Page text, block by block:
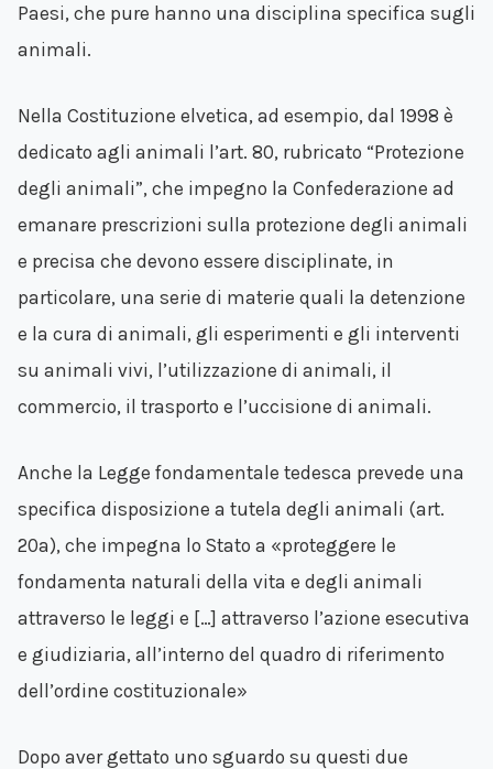
Paesi, che pure hanno una disciplina specifica sugli
animali.
Nella Costituzione elvetica, ad esempio, dal 1998 è
dedicato agli animali l’art. 80, rubricato “Protezione
degli animali”, che impegno la Confederazione ad
emanare prescrizioni sulla protezione degli animali
e precisa che devono essere disciplinate, in
particolare, una serie di materie quali la detenzione
e la cura di animali, gli esperimenti e gli interventi
su animali vivi, l’utilizzazione di animali, il
commercio, il trasporto e l’uccisione di animali.
Anche la Legge fondamentale tedesca prevede una
specifica disposizione a tutela degli animali (art.
20a), che impegna lo Stato a «proteggere le
fondamenta naturali della vita e degli animali
attraverso le leggi e […] attraverso l’azione esecutiva
e giudiziaria, all’interno del quadro di riferimento
dell’ordine costituzionale»
Dopo aver gettato uno sguardo su questi due